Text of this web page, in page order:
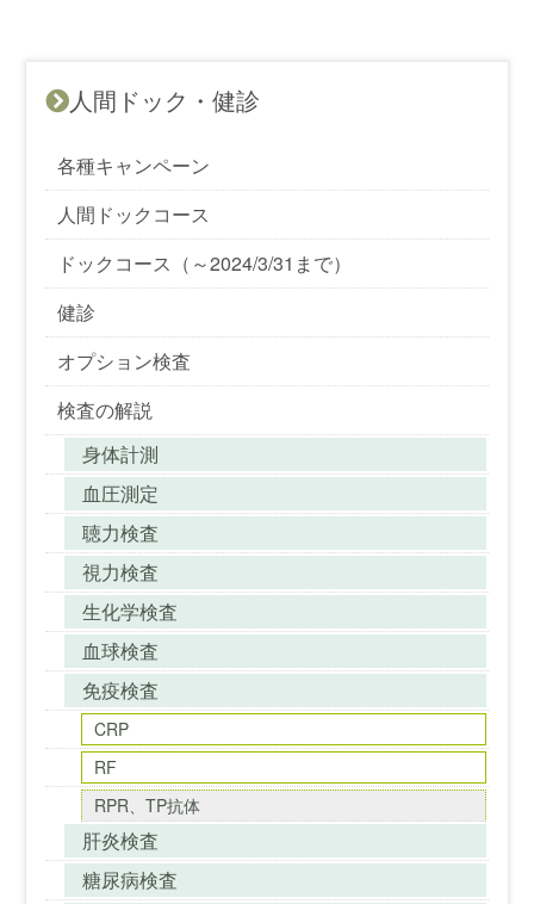
人間ドック・健診
各種キャンペーン
人間ドックコース
ドックコース（～2024/3/31まで）
健診
オプション検査
検査の解説
身体計測
血圧測定
聴力検査
視力検査
生化学検査
血球検査
免疫検査
CRP
RF
RPR、TP抗体
肝炎検査
糖尿病検査